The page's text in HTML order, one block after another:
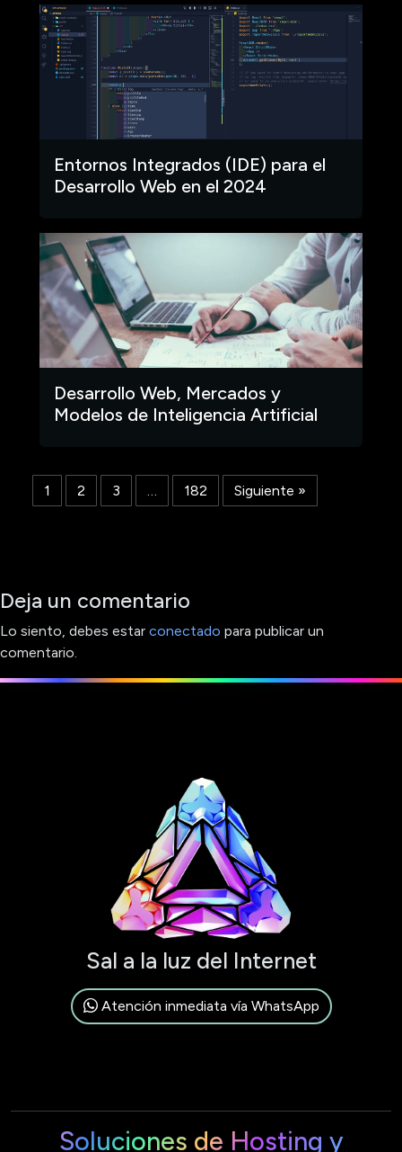
Entornos Integrados (IDE) para el
Desarrollo Web en el 2024
Desarrollo Web, Mercados y
Modelos de Inteligencia Artificial
1 2 3 … 182 Siguiente »
Deja un comentario
Lo siento, debes estar conectado para publicar un
comentario.
Sal a la luz del Internet
Atención inmediata vía WhatsApp
Soluciones de Hosting y